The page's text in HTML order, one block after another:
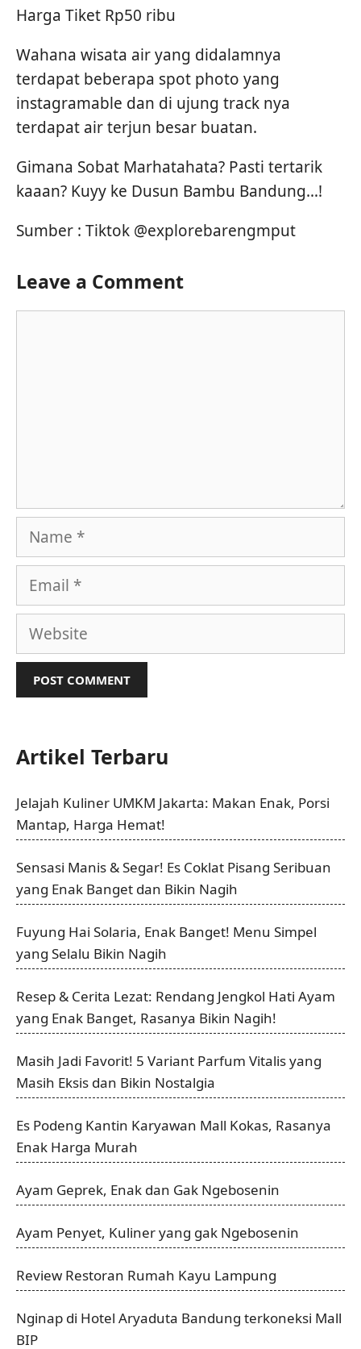
Harga Tiket Rp50 ribu
Wahana wisata air yang didalamnya
terdapat beberapa spot photo yang
instagramable dan di ujung track nya
terdapat air terjun besar buatan.
Gimana Sobat Marhatahata? Pasti tertarik
kaaan? Kuyy ke Dusun Bambu Bandung…!
Sumber : Tiktok @explorebarengmput
Leave a Comment
Name
Email
Website
Artikel Terbaru
Jelajah Kuliner UMKM Jakarta: Makan Enak, Porsi
Mantap, Harga Hemat!
Sensasi Manis & Segar! Es Coklat Pisang Seribuan
yang Enak Banget dan Bikin Nagih
Fuyung Hai Solaria, Enak Banget! Menu Simpel
yang Selalu Bikin Nagih
Resep & Cerita Lezat: Rendang Jengkol Hati Ayam
yang Enak Banget, Rasanya Bikin Nagih!
Masih Jadi Favorit! 5 Variant Parfum Vitalis yang
Masih Eksis dan Bikin Nostalgia
Es Podeng Kantin Karyawan Mall Kokas, Rasanya
Enak Harga Murah
Ayam Geprek, Enak dan Gak Ngebosenin
Ayam Penyet, Kuliner yang gak Ngebosenin
Review Restoran Rumah Kayu Lampung
Nginap di Hotel Aryaduta Bandung terkoneksi Mall
BIP